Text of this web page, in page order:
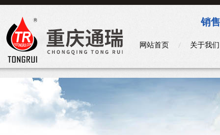
销
网站首页 关于我们